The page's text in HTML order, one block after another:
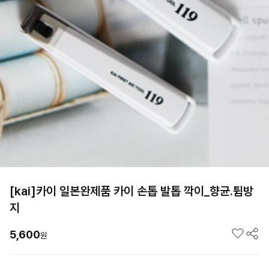
[kai]카이 일본완제품 카이 손톱 발톱 깍이_향균.튐방
지
5,600원